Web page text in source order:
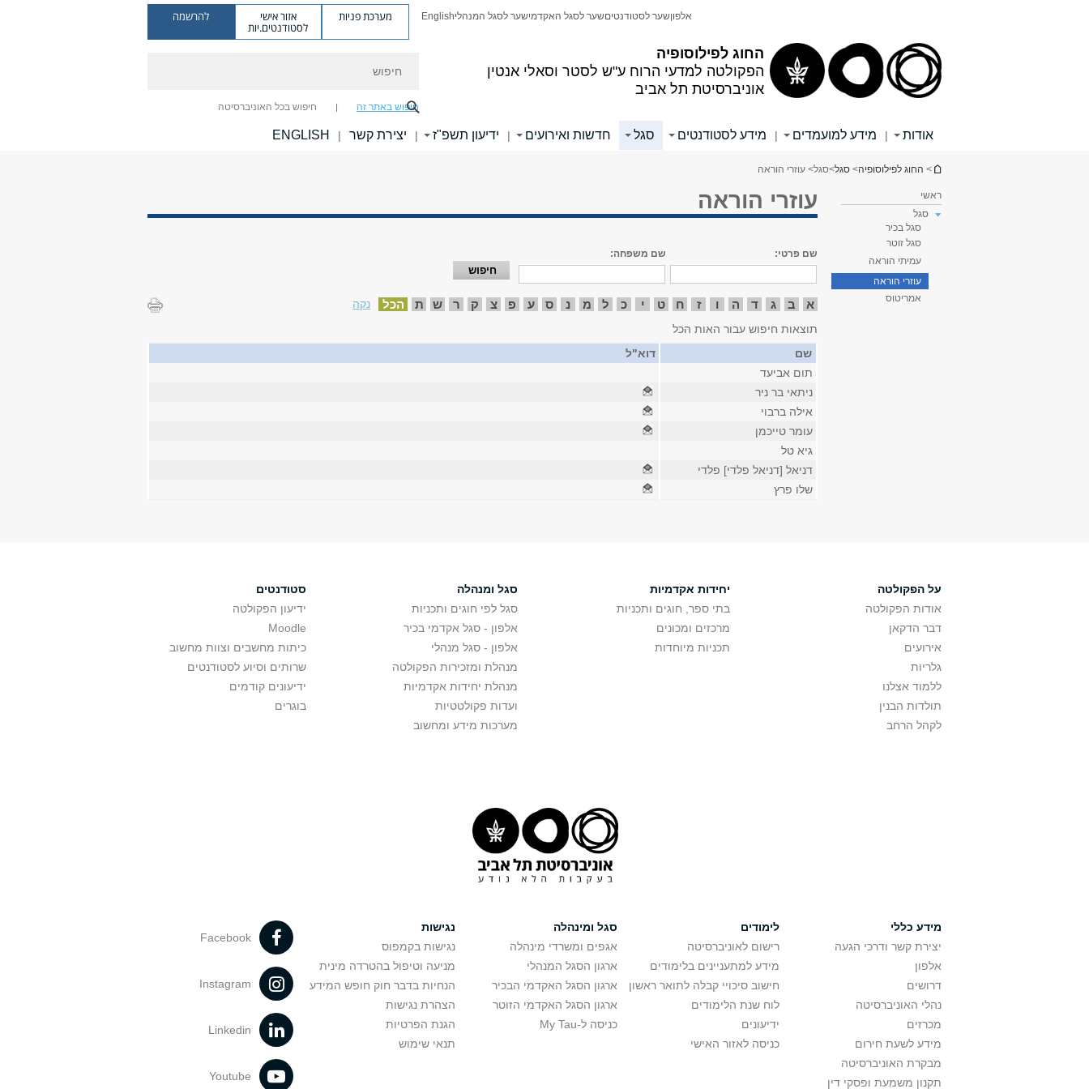
החוג לפילוסופיה
הפקולטה למדעי הרוח ע"ש לסטר וסאלי אנטין
אוניברסיטת תל אביב
אלפוןשער לסטודנטיםשער לסגל האקדמישער לסגל המנהליEnglish מערכת פניות אזור אישי
לסטודנטים.יות
להרשמה
חיפוש באתר זה חיפוש בכל האוניברסיטה
אודות | מידע למועמדים | מידע לסטודנטים סגל חדשות ואירועים | ידיעון תשפ"ז | יצירת קשר |
ENGLISH
הינך נמצא כאן
> החוג לפילוסופיה> סגל>סגל> עוזרי הוראה
ראשי
סגל
סגל בכיר
סגל זוטר
עמיתי הוראה
עוזרי הוראה
אמריטוס
עוזרי הוראה
שם פרטי: שם משפחה:
א ב ג ד ה ו ז ח ט י כ ל מ נ ס ע פ צ ק ר ש ת הכל
נקה
תוצאות חיפוש עבור האות הכל
שם
דוא"ל
תום אביעד
ניתאי בר ניר
אילה ברבוי
עומר טייכמן
גיא טל
דניאל [דניאל פלדי] פלדי
שלו פרץ
על הפקולטה
אודות הפקולטה
דבר הדקאן
אירועים
גלריות
ללמוד אצלנו
תולדות הבנין
לקהל הרחב
יחידות אקדמיות
בתי ספר, חוגים ותכניות
מרכזים ומכונים
תכניות מיוחדות
סגל ומנהלה
סגל לפי חוגים ותכניות
אלפון - סגל אקדמי בכיר
אלפון - סגל מנהלי
מנהלת ומזכירות הפקולטה
מנהלת יחידות אקדמיות
ועדות פקולטטיות
מערכות מידע ומחשוב
סטודנטים
ידיעון הפקולטה
Moodle
כיתות מחשבים וצוות מחשוב
שרותים וסיוע לסטודנטים
ידיעונים קודמים
בוגרים
מידע כללי
יצירת קשר ודרכי הגעה
אלפון
דרושים
נהלי האוניברסיטה
מכרזים
מידע לשעת חירום
מבקרת האוניברסיטה
תקנון משמעת ופסקי דין
לימודים
רישום לאוניברסיטה
מידע למתעניינים בלימודים
חישוב סיכויי קבלה לתואר ראשון
לוח שנת הלימודים
ידיעונים
כניסה לאזור האישי
סגל ומינהלה
אגפים ומשרדי מינהלה
ארגון הסגל המנהלי
ארגון הסגל האקדמי הבכיר
ארגון הסגל האקדמי הזוטר
כניסה ל-My Tau
נגישות
נגישות בקמפוס
מניעה וטיפול בהטרדה מינית
הנחיות בדבר חוק חופש המידע
הצהרת נגישות
הגנת הפרטיות
תנאי שימוש
Facebook
Instagram
Linkedin
Youtube